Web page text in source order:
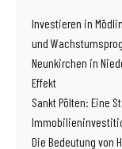
Investieren in
und
Neunkirchen in
Effekt
Sankt Pölten: Eine
Die Bedeutung von